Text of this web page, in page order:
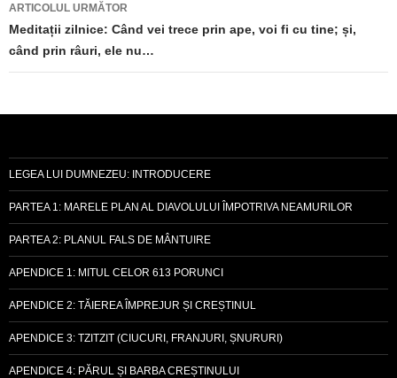
ARTICOLUL URMĂTOR
Meditații zilnice: Când vei trece prin ape, voi fi cu tine; și,
când prin râuri, ele nu…
LEGEA LUI DUMNEZEU: INTRODUCERE
PARTEA 1: MARELE PLAN AL DIAVOLULUI ÎMPOTRIVA NEAMURILOR
PARTEA 2: PLANUL FALS DE MÂNTUIRE
APENDICE 1: MITUL CELOR 613 PORUNCI
APENDICE 2: TĂIEREA ÎMPREJUR ȘI CREȘTINUL
APENDICE 3: TZITZIT (CIUCURI, FRANJURI, ȘNURURI)
APENDICE 4: PĂRUL ȘI BARBA CREȘTINULUI